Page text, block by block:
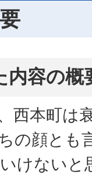
内容の概
西本町は
の顔とも
けないと